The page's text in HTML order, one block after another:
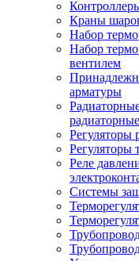
Краны
Набор
Набор
вентилем
арматуры
Регуляторы
Регуляторы
Реле
Системы